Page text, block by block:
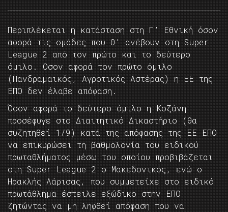
Περιπλέκεται η κατάσταση στη Γ’ Εθνική όσον
αφορά τις ομάδες που θ’ ανέβουν στη Super
League 2 από τον πρώτο και το δεύτερο
όμιλο. Oσον αφορά τον πρώτο όμιλο
(Πανδραμαϊκός, Αγροτικός Αστέρας) η ΕΕ της
ΕΠΟ δεν έλαβε απόφαση.
Όσον αφορά το δεύτερο όμιλο η Κοζάνη
προσέφυγε στο Διαιτητικό Δικαστήριο (θα
συζητηθεί 1/9) κατά της απόφασης της ΕΕ ΕΠΟ
να επικυρώσει τη βαθμολογία του ειδικού
πρωταθλήματος μέσω του οποίου προβιβάζεται
στη Super League 2 o Mακεδονικός, ενώ ο
Ηρακλής Λάρισας, που συμμετείχε στο ειδικό
πρωτάθλημα έστειλε εξώδικο στην ΕΠΟ
ζητώντας να μη ληφθεί απόφαση που να